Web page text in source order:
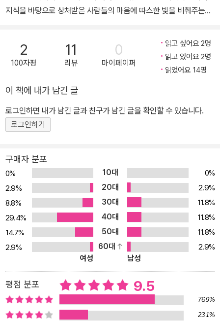
지식을 바탕으로 상처받은 사람들의 마음에 따스한 빛을 비춰주는
대표 문학상을 수상하며 화제를 모은 이요하라 신의 감성 미스터리
두 번째 이야기 《8월의 은빛 눈》이 비채에서 출간되었다. 지구과학
전문 연구자라는 다소 이색적인 이력을 지닌 소설가 이요하라 신은
구과에서 지구행성물리학으로 박사과정을 수료한 이후 2008년부터
글을 쓰기 시작했는데 주로 과학 지식을 도입한 미스터리나 서스펜스
를 다뤄왔다. 작가가 ‘다음 작품’의 방향성을 놓고 고민하던 즈음, 담
당 편집자가 ‘과학적인 트릭이나 반전이 있는 미스터리 소설을 쓰는
했고, 그 결과 탄생한 것이 바로 《달까지 3킬로미터》이다. 이 작품은
“과학의 광채가 마음을 감싸주며 절묘한 조화를 이룬다”는 평가를 받
으며 큰 인기를 끌었는데, 독자들의 마음에 보답하듯이 2020년 두
번째 작품집 《8월의 은빛 눈》을 선보인다. 《8월의 은빛 눈》 역시 “과
학적이면서도 시적으로 마음을 자극하는 작품”이라는 평가를 받으며
큰 인기를 끌었다. 작가와 평론가, 서점 직원들의 극찬을 받으며 202
1년 서점대상 노미네이트, 나오키상 노미네이트, 야마모토 슈로고상
접하면서 보이는 세계가 살짝 바뀌거나 시야가 조금 넓어지거나 해
서, 인생에 자그마한 빛을 되찾아가는 이야기를 쓰고 싶었습니다. 전
작 《달까지 3킬로미터》가 그런 느낌의 작품이었는데 기대했던 것보
다 반응이 좋아서, 이번에는 그 세계관을 더 깊이 있게 끌어들여 과학
2
100자평
11
리뷰
0
마이페이퍼
읽고 싶어요 2명
읽고 있어요 2명
읽었어요 14명
이 책에 내가 남긴 글
로그인하면 내가 남긴 글과 친구가 남긴 글을 확인할 수 있습니다.
로그인하기
구매자 분포
0% 10대
0%
2.9%
20대
2.9%
8.8%
30대
11.8%
29.4%
40대
11.8%
14.7%
50대
11.8%
2.9%
60대
2.9%
여성
남성
평점 분포 9.5
76.9%
23.1%